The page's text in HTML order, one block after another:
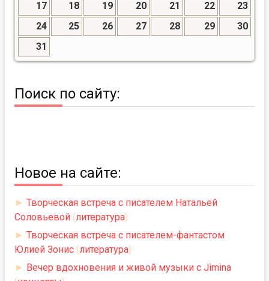
17
18 19 20 21 22
23
24
25 26 27 28 29
30
31
Поиск по сайту:
Новое на сайте:
► Творческая встреча с писателем Натальей
Соловьевой (литература)
► Творческая встреча с писателем-фантастом
Юлией Зонис (литература)
► Вечер вдохновения и живой музыки с Jimina